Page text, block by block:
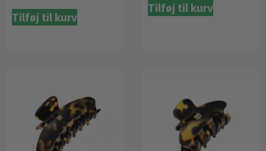
Tilføj til kurv
Tilføj til kurv